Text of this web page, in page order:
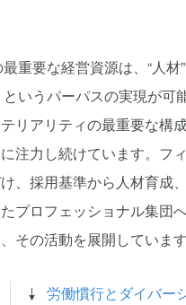
重要な経営資源は、“人材
というパーパスの実現が
リアリティの最重要な
注力し続けています。フ
、採用基準から人材育成
プロフェッショナル集団
その活動を展開しています
労働慣行とダイバー